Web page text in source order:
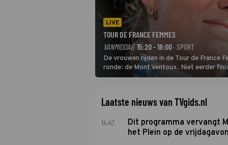
LIVE
TOUR DE FRANCE FEMMES
VANMIDDAG 15:20 - 18:00 · SPORT
De vrouwen rijden in de Tour de France
ronde: de Mont Ventoux. Niet eerder
uit de buitencategorie. De aanloop
Laatste nieuws van TVgids.nl
14:47
Dit programma vervangt
het Plein op de